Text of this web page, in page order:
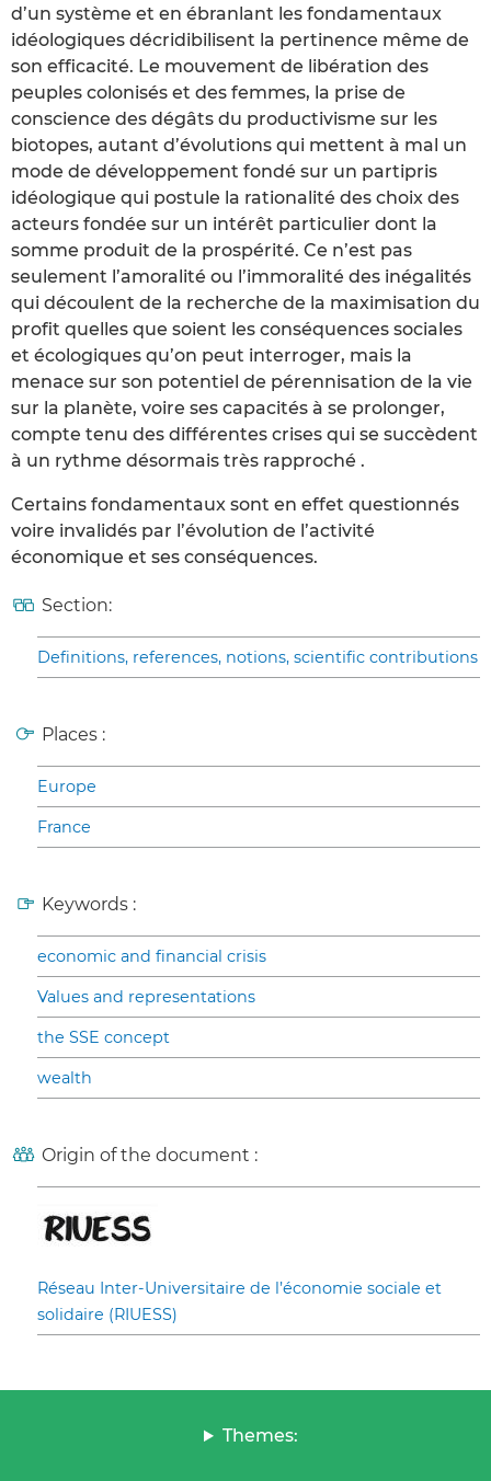
d’un système et en ébranlant les fondamentaux
idéologiques décridibilisent la pertinence même de
son efficacité. Le mouvement de libération des
peuples colonisés et des femmes, la prise de
conscience des dégâts du productivisme sur les
biotopes, autant d’évolutions qui mettent à mal un
mode de développement fondé sur un partipris
idéologique qui postule la rationalité des choix des
acteurs fondée sur un intérêt particulier dont la
somme produit de la prospérité. Ce n’est pas
seulement l’amoralité ou l’immoralité des inégalités
qui découlent de la recherche de la maximisation du
profit quelles que soient les conséquences sociales
et écologiques qu’on peut interroger, mais la
menace sur son potentiel de pérennisation de la vie
sur la planète, voire ses capacités à se prolonger,
compte tenu des différentes crises qui se succèdent
à un rythme désormais très rapproché .
Certains fondamentaux sont en effet questionnés
voire invalidés par l’évolution de l’activité
économique et ses conséquences.
Section:
Definitions, references, notions, scientific contributions
Places :
Europe
France
Keywords :
economic and financial crisis
Values and representations
the SSE concept
wealth
Origin of the document :
Réseau Inter-Universitaire de l’économie sociale et
solidaire (RIUESS)
Themes: